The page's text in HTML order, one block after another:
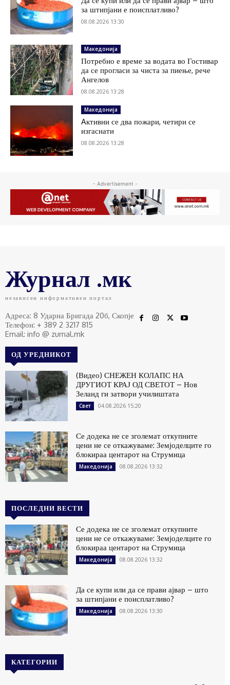
за штипјани е поисплатливо?
08.08.2026 13:30
Македонија
Потребно е време за водата во Гостивар
да се прогласи за чиста за пиење, рече
Ангелов
08.08.2026 13:28
Македонија
Aктивни се два пожари, четири се
изгаснати
08.08.2026 13:28
- Advertisement -
Журнал .мк
независен информативен портал
Адреса: 8 Ударна Бригада 20б, Скопје
Телефон: + 389 2 3217 815
Email: info @ zurnal.mk
ОД УРЕДНИКОТ
(Видео) СНЕЖЕН КОЛАПС НА
ДРУГИОТ КРАЈ ОД СВЕТОТ – Нов
Зеланд ги затвори училиштата
Свет 04.08.2026 15:20
Се додека не се зголемат откупните
цени не се откажуваме: Земјоделците го
блокираа центарот на Струмица
Македонија 08.08.2026 13:32
ПОСЛЕДНИ ВЕСТИ
Се додека не се зголемат откупните
цени не се откажуваме: Земјоделците го
блокираа центарот на Струмица
Македонија 08.08.2026 13:32
Да се купи или да се прави ајвар – што
за штипјани е поисплатливо?
Македонија 08.08.2026 13:30
КАТЕГОРИИ